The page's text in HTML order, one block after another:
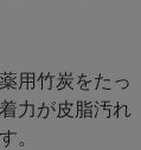
用竹炭をたっ
力が皮脂汚れ
。